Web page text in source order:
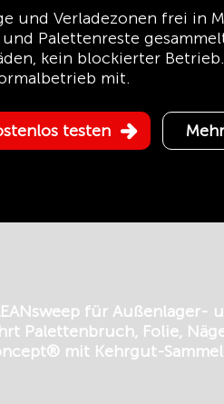
und Verladezonen frei in
Palettenreste
kein blockierter
mit.
testen
für Außenlager-
Palettenbruch, Folie,
mit Kehrgut-